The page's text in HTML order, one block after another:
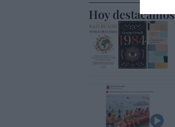
Hoy destacamos